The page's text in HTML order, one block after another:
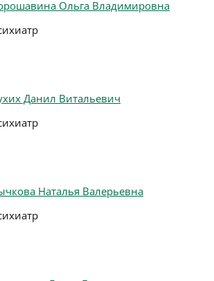
Ольга Владимировна
Данил Витальевич
Наталья Валерьевна